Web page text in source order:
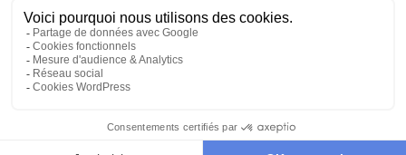
voguer au rythme des ruelles du côté de
Cordoue puisque l’on a presque tendance à
devoir s’arrêter à chaque coin de rue,
propices à la découverte de nouveaux
bâtiments et de nouvelles curiosités. Il est
de cette manière même s’il semble par
exemple obligatoire de visiter la grande